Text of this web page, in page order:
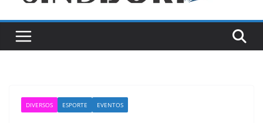
DIVERSOS ESPORTE EVENTOS